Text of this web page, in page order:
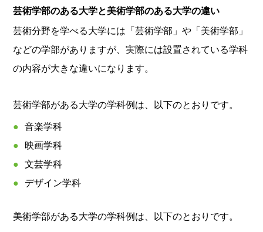
芸術学部のある大学と美術学部のある大学の違い
芸術分野を学べる大学には「芸術学部」や「美術学部」
などの学部がありますが、実際には設置されている学科
の内容が大きな違いになります。
芸術学部がある大学の学科例は、以下のとおりです。
音楽学科
映画学科
文芸学科
デザイン学科
美術学部がある大学の学科例は、以下のとおりです。